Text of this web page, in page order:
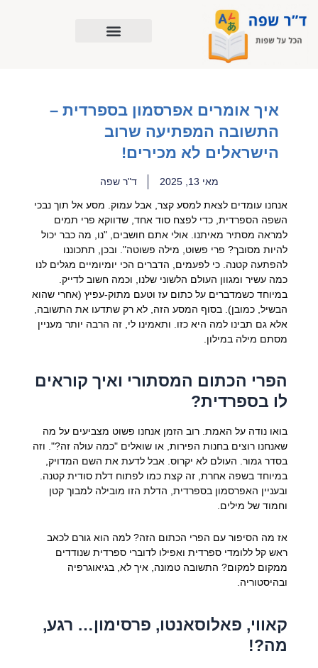
לתוכן
איך אומרים אפרסמון בספרדית –
התשובה המפתיעה שרוב
הישראלים לא מכירים!
מאי 13, 2025 ד"ר שפה
אנחנו עומדים לצאת למסע קצר, אבל עמוק. מסע אל תוך נבכי
השפה הספרדית, כדי לפצח סוד אחד, שדווקא פרי תמים
למראה מסתיר מאיתנו. אולי אתם חושבים, "נו, מה כבר יכול
להיות מסובך? פרי פשוט, מילה פשוטה". ובכן, תתכוננו
להפתעה קטנה. כי לפעמים, הדברים הכי יומיומיים מגלים לנו
כמה עשיר ומגוון העולם הלשוני שלנו, וכמה חשוב לדייק.
במיוחד כשמדברים על כתום עז וטעם מתוק-עפיץ (אחרי שהוא
הבשיל, כמובן). בסוף המסע הזה, לא רק שתדעו את התשובה,
אלא גם תבינו למה היא כזו. ותאמינו לי, זה הרבה יותר מעניין
מסתם מילה במילון.
הפרי הכתום המסתורי ואיך קוראים
לו בספרדית?
בואו נודה על האמת. רוב הזמן אנחנו פשוט מצביעים על מה
שאנחנו רוצים בחנות הפירות, או שואלים "כמה עולה זה?". וזה
בסדר גמור. העולם לא יקרוס. אבל לדעת את השם המדויק,
במיוחד בשפה אחרת, זה קצת כמו לפתוח דלת סודית קטנה.
ובעניין האפרסמון בספרדית, הדלת הזו מובילה למבוך קטן
וחמוד של מילים.
אז מה הסיפור עם הפרי הכתום הזה? למה הוא גורם לכאב
ראש קל ללומדי ספרדית ואפילו לדוברי ספרדית שנודדים
ממקום למקום? התשובה טמונה, איך לא, בגיאוגרפיה
ובהיסטוריה.
קאווי, פאלוסאנטו, פרסימון… רגע,
מה?!